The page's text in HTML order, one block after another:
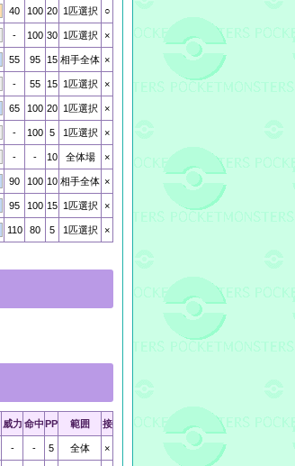
40 100 20 1匹選択 ○
- 100 30 1匹選択 ×
55 95 15 相手全体 ×
- 55 15 1匹選択 ×
65 100 20 1匹選択 ×
- 100 5 1匹選択 ×
- - 10 全体場 ×
90 100 10 相手全体 ×
95 100 15 1匹選択 ×
110 80 5 1匹選択 ×
威力 命中PP 範囲 接
- - 5 全体 ×